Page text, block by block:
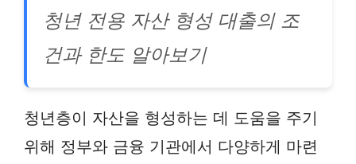
청년 전용 자산 형성 대출의 조
건과 한도 알아보기
청년층이 자산을 형성하는 데 도움을 주기
위해 정부와 금융 기관에서 다양하게 마련